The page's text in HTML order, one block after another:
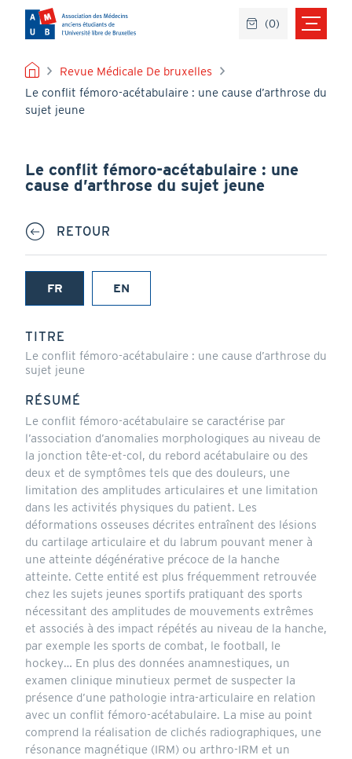
contenu
principal
FIL
D'ARIANE
Revue Médicale De bruxelles
Le conflit fémoro-acétabulaire : une cause d’arthrose du
sujet jeune
Le conflit fémoro-acétabulaire : une
cause d’arthrose du sujet jeune
RETOUR
FR
(onglet
EN
TITRE
Le conflit fémoro-acétabulaire : une cause d’arthrose du
sujet jeune
RÉSUMÉ
Le conflit fémoro-acétabulaire se caractérise par
l’association d’anomalies morphologiques au niveau de
la jonction tête-et-col, du rebord acétabulaire ou des
deux et de symptômes tels que des douleurs, une
limitation des amplitudes articulaires et une limitation
dans les activités physiques du patient. Les
déformations osseuses décrites entraînent des lésions
du cartilage articulaire et du labrum pouvant mener à
une atteinte dégénérative précoce de la hanche
atteinte. Cette entité est plus fréquemment retrouvée
chez les sujets jeunes sportifs pratiquant des sports
nécessitant des amplitudes de mouvements extrêmes
et associés à des impact répétés au niveau de la hanche,
par exemple les sports de combat, le football, le
hockey… En plus des données anamnestiques, un
examen clinique minutieux permet de suspecter la
présence d’une pathologie intra-articulaire en relation
avec un conflit fémoro-acétabulaire. La mise au point
comprend la réalisation de clichés radiographiques, une
résonance magnétique (IRM) ou arthro-IRM et un
(0)